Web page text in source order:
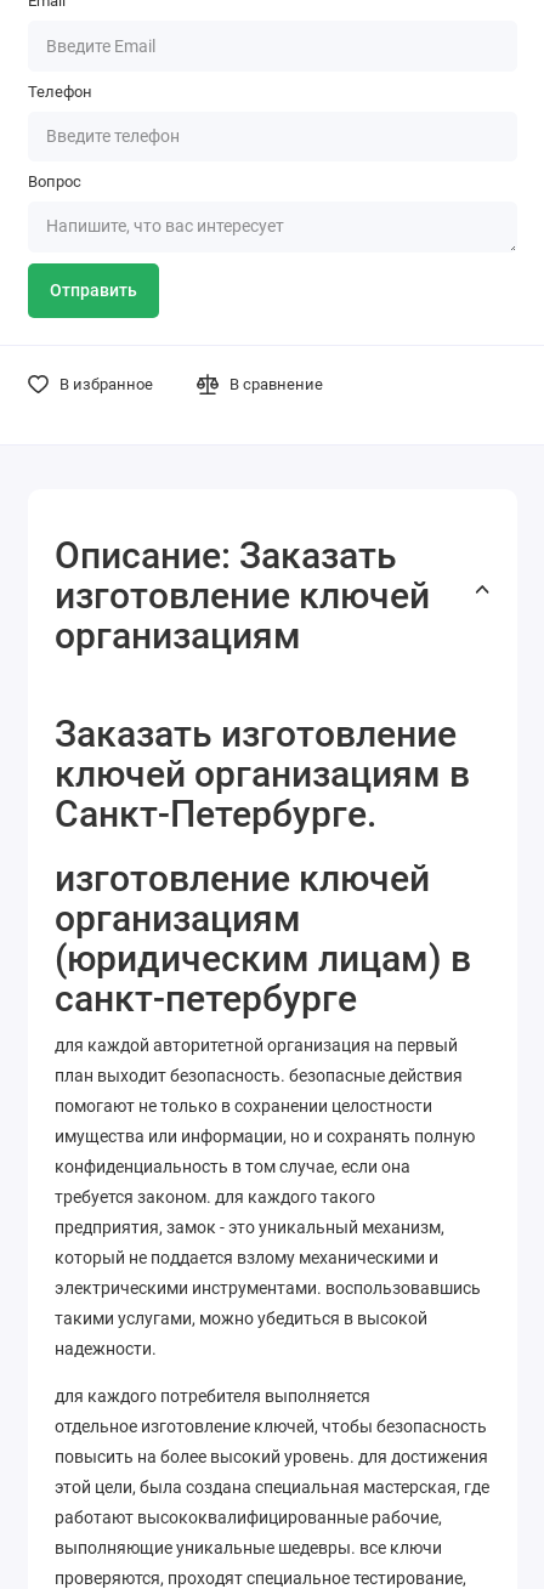
Телефон
Вопрос
Отправить
В избранное В сравнение
Описание: Заказать
изготовление ключей
организациям
Заказать изготовление
ключей организациям в
Санкт-Петербурге.
изготовление ключей
организациям
(юридическим лицам) в
санкт-петербурге
для каждой авторитетной организация на первый
план выходит безопасность. безопасные действия
помогают не только в сохранении целостности
имущества или информации, но и сохранять полную
конфиденциальность в том случае, если она
требуется законом. для каждого такого
предприятия, замок - это уникальный механизм,
который не поддается взлому механическими и
электрическими инструментами. воспользовавшись
такими услугами, можно убедиться в высокой
надежности.
для каждого потребителя выполняется
отдельное изготовление ключей, чтобы безопасность
повысить на более высокий уровень. для достижения
этой цели, была создана специальная мастерская, где
работают высококвалифицированные рабочие,
выполняющие уникальные шедевры. все ключи
проверяются, проходят специальное тестирование,